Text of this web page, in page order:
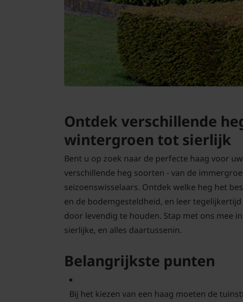
Bomen
Leibomen
Bloembollen
Tuinbenodigdheden
Bloempotten
Ontdek verschillende
wintergroen tot sierlijk
Bent u op zoek naar de perfecte haag voor
verschillende heg soorten - van de
seizoenswisselaars. Ontdek welke heg het
en de bodemgesteldheid, en leer
door levendig te houden. Stap met ons mee
sierlijke, en alles daartussenin.
Belangrijkste punten
Bij het kiezen van een haag moeten de